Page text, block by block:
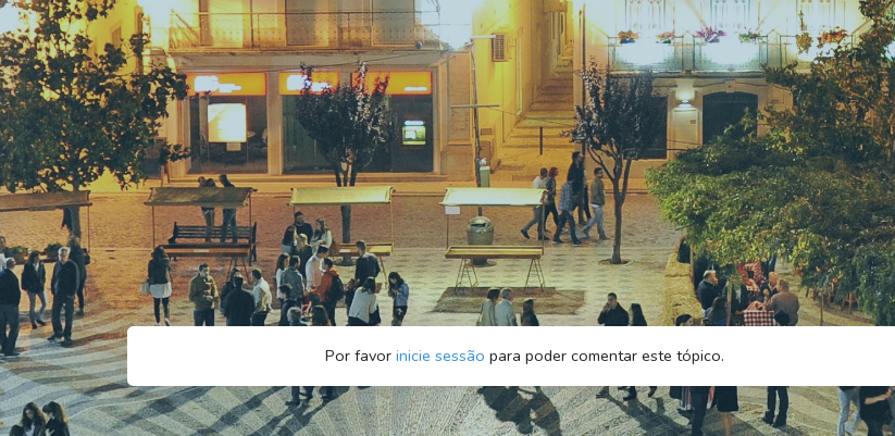
Por favor inicie sessão para poder comentar este tópico.